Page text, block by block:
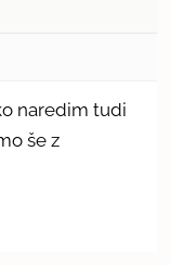
naredim tudi
še z